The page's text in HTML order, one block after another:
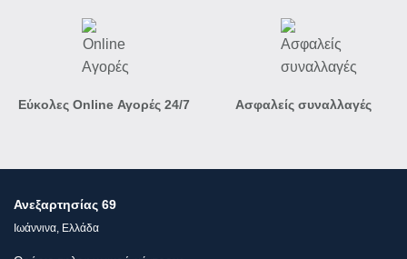
Εύκολες Online Αγορές 24/7 Ασφαλείς συναλλαγές
Ανεξαρτησίας 69
Ιωάννινα, Ελλάδα